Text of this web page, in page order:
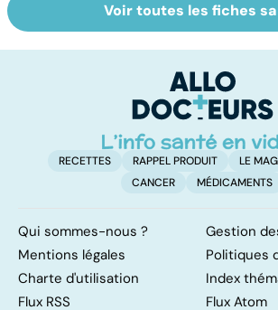
Faire du sport à
domicile, c'est
rougeurs
Voir toutes les fiches
RECETTES RAPPEL PRODUIT
LE
CANCER
MÉDICAMENTS
Qui sommes-nous ?
Gestion
Mentions légales
Politiques
Charte d'utilisation
Index
Flux RSS
Flux Atom